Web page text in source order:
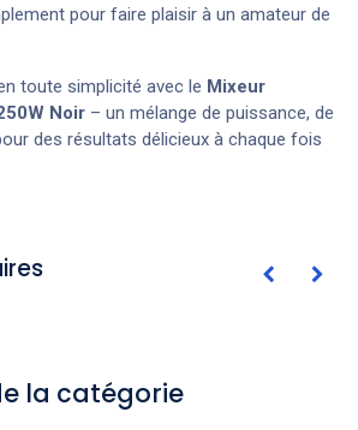
pour faire plaisir à un amateur de
toute simplicité avec le Mixeur
Noir – un mélange de puissance, de
des résultats délicieux à chaque fois
la catégorie